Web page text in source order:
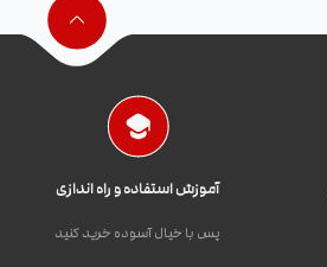
آموزش استفاده و راه اندازی
پس با خیال آسوده خرید کنید